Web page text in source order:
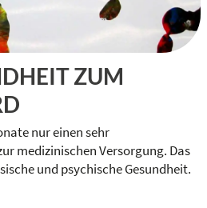
ZUM
nur einen sehr
medizinischen Versorgung. Das
und psychische Gesundheit.